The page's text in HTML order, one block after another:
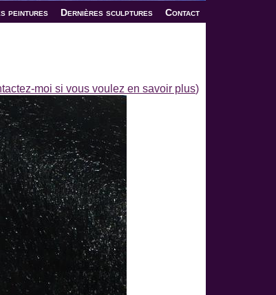
peintures Dernières sculptures Contact
moi si vous voulez en savoir plus)